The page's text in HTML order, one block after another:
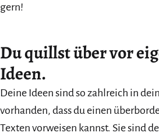
gern!
Du quillst über vor
Ideen.
Deine Ideen sind so zahlreich in
vorhanden, dass du einen
Texten vorweisen kannst. Sie sind